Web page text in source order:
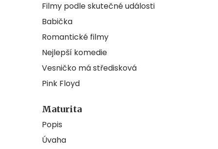
Filmy podle skutečné události
Babička
Romantické filmy
Nejlepší komedie
Vesničko má středisková
Pink Floyd
Maturita
Popis
Úvaha